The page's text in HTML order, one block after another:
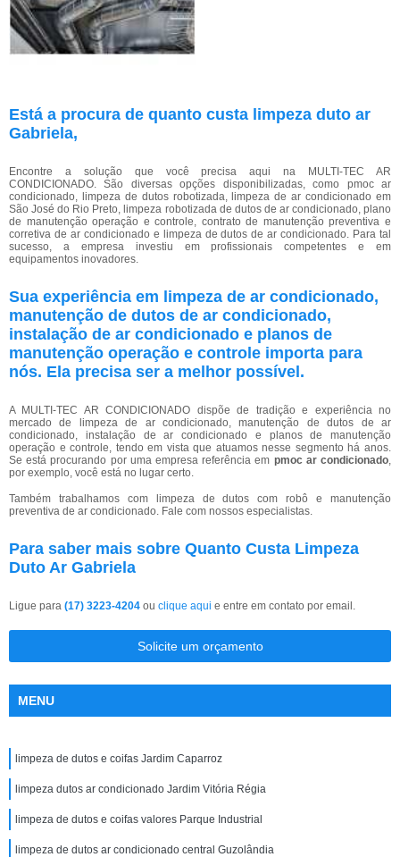
Está a procura de quanto custa limpeza duto ar
Gabriela,
Encontre a solução que você precisa aqui na MULTI-TEC AR
CONDICIONADO. São diversas opções disponibilizadas, como pmoc ar
condicionado, limpeza de dutos robotizada, limpeza de ar condicionado em
São José do Rio Preto, limpeza robotizada de dutos de ar condicionado, plano
de manutenção operação e controle, contrato de manutenção preventiva e
corretiva de ar condicionado e limpeza de dutos de ar condicionado. Para tal
sucesso, a empresa investiu em profissionais competentes e em
equipamentos inovadores.
Sua experiência em limpeza de ar condicionado,
manutenção de dutos de ar condicionado,
instalação de ar condicionado e planos de
manutenção operação e controle importa para
nós. Ela precisa ser a melhor possível.
A MULTI-TEC AR CONDICIONADO dispõe de tradição e experiência no
mercado de limpeza de ar condicionado, manutenção de dutos de ar
condicionado, instalação de ar condicionado e planos de manutenção
operação e controle, tendo em vista que atuamos nesse segmento há anos.
Se está procurando por uma empresa referência em pmoc ar condicionado,
por exemplo, você está no lugar certo.
Também trabalhamos com limpeza de dutos com robô e manutenção
preventiva de ar condicionado. Fale com nossos especialistas.
Para saber mais sobre Quanto Custa Limpeza
Duto Ar Gabriela
Ligue para (17) 3223-4204 ou clique aqui e entre em contato por email.
Solicite um orçamento
MENU
limpeza de dutos e coifas Jardim Caparroz
limpeza dutos ar condicionado Jardim Vitória Régia
limpeza de dutos e coifas valores Parque Industrial
limpeza de dutos ar condicionado central Guzolândia